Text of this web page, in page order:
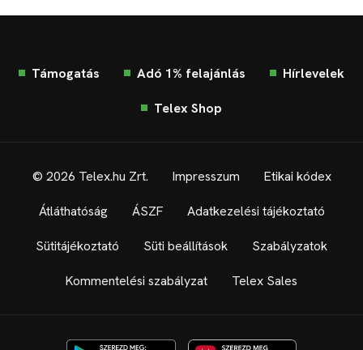
Támogatás Adó 1% felajánlás Hírlevelek
Telex Shop
© 2026 Telex.hu Zrt. Impresszum Etikai kódex
Átláthatóság ÁSZF Adatkezelési tájékoztató
Sütitájékoztató Süti beállítások Szabályzatok
Kommentelési szabályzat Telex Sales